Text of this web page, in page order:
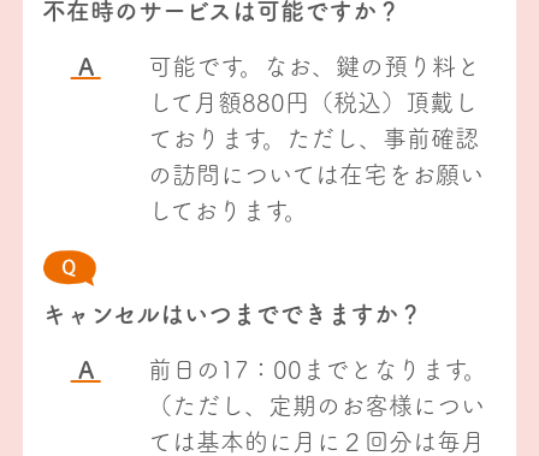
不在時のサービスは可能ですか？
A
可能です。なお、鍵の預り料と
して月額880円（税込）頂戴し
ております。ただし、事前確認
の訪問については在宅をお願い
しております。
キャンセルはいつまでできますか？
A
前日の17：00までとなります。
（ただし、定期のお客様につい
ては基本的に月に２回分は毎月